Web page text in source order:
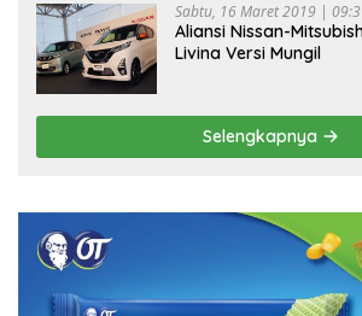
Sabtu, 16 Maret 2019 |
Aliansi Nissan-
Livina Versi Mungil
Selengkapnya